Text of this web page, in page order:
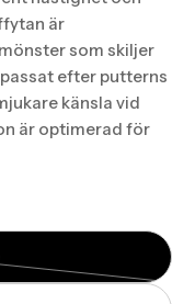
är
som skiljer
efter putterns
känsla vid
är optimerad för